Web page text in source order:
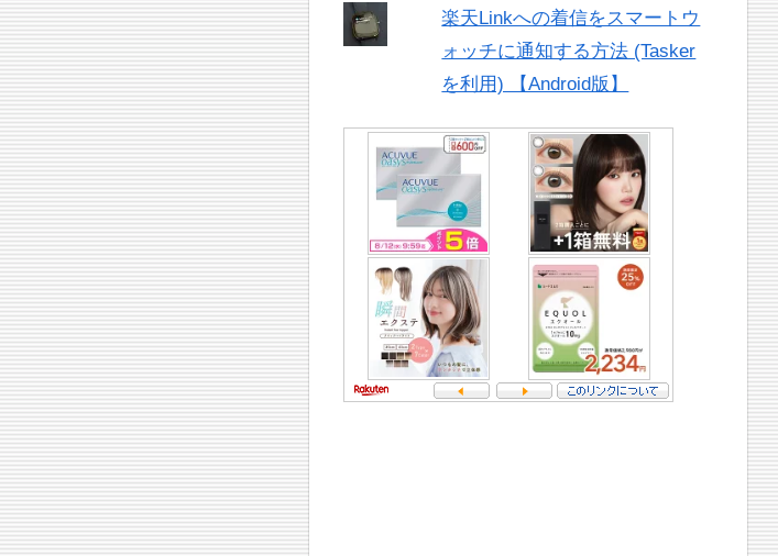
楽天Linkへの着信をスマートウ
ォッチに通知する方法 (Tasker
を利用) 【Android版】